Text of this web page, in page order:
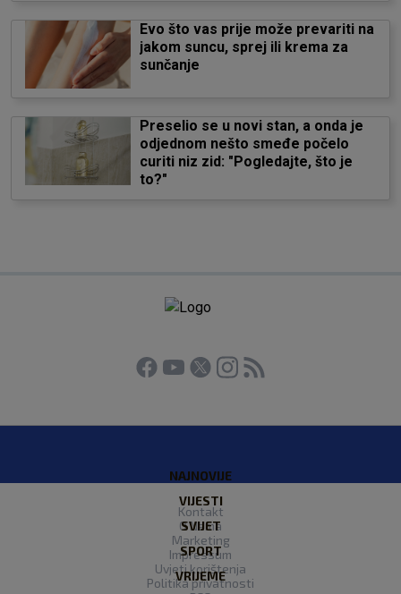
Evo što vas prije može prevariti na
jakom suncu, sprej ili krema za
sunčanje
Preselio se u novi stan, a onda je
odjednom nešto smeđe počelo
curiti niz zid: "Pogledajte, što je
to?"
NAJNOVIJE
VIJESTI
SVIJET
SPORT
VRIJEME
Kontakt
O Nama
Marketing
Impressum
Uvjeti korištenja
Politika privatnosti